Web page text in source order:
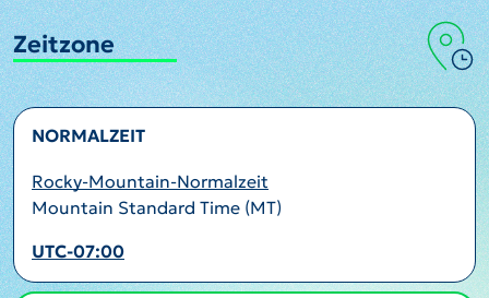
Zeitzone
NORMALZEIT
Rocky-Mountain-Normalzeit
Mountain Standard Time (MT)
UTC-07:00